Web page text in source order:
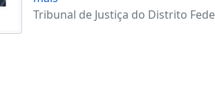
Tribunal de Justiça do Distrito